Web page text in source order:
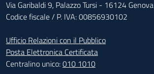
Via Garibaldi 9, Palazzo Tursi - 16124 Genova
Codice fiscale / P. IVA: 00856930102
Ufficio Relazioni con il Pubblico
Posta Elettronica Certificata
Centralino unico:010 1010